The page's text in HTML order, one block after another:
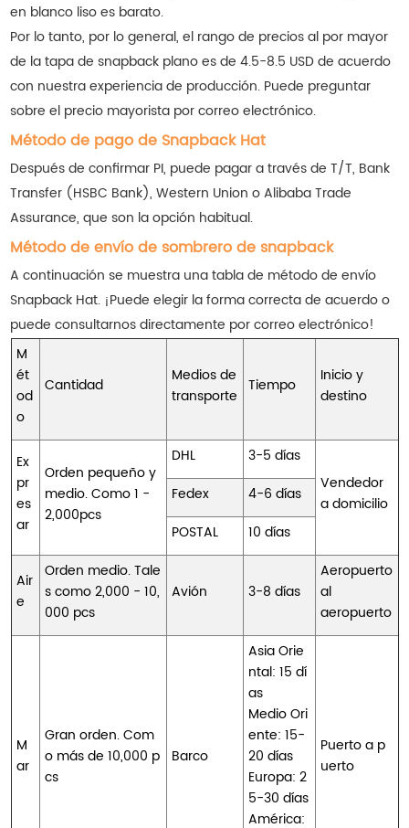
en blanco liso es barato.
Por lo tanto, por lo general, el rango de precios al por mayor
de la tapa de snapback plano es de 4.5-8.5 USD de acuerdo
con nuestra experiencia de producción. Puede preguntar
sobre el precio mayorista por correo electrónico.
Método de pago de Snapback Hat
Después de confirmar PI, puede pagar a través de T/T, Bank
Transfer (HSBC Bank), Western Union o Alibaba Trade
Assurance, que son la opción habitual.
Método de envío de sombrero de snapback
A continuación se muestra una tabla de método de envío
Snapback Hat. ¡Puede elegir la forma correcta de acuerdo o
puede consultarnos directamente por correo electrónico!
M
ét
od
o
Cantidad
Medios de
transporte
Tiempo
Inicio y
destino
Ex
pr
es
ar
Orden pequeño y
medio. Como 1 -
2,000pcs
DHL
3-5 días
Vendedor
a domicilio
Fedex
4-6 días
POSTAL
10 días
Air
e
Orden medio. Tale
s como 2,000 - 10,
000 pcs
Avión 3-8 días
Aeropuerto
al
aeropuerto
M
ar
Gran orden. Com
o más de 10,000 p
cs
Barco
Asia Orie
ntal: 15 dí
as
Medio Ori
ente: 15-
20 días
Europa: 2
5-30 días
América:
Puerto a p
uerto